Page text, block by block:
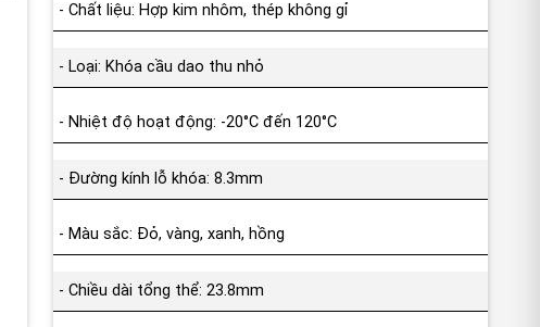
- Chất liệu: Hợp kim nhôm, thép không gỉ
- Loại: Khóa cầu dao thu nhỏ
- Nhiệt độ hoạt động: -20°C đến 120°C
- Đường kính lỗ khóa: 8.3mm
- Màu sắc: Đỏ, vàng, xanh, hồng
- Chiều dài tổng thể: 23.8mm